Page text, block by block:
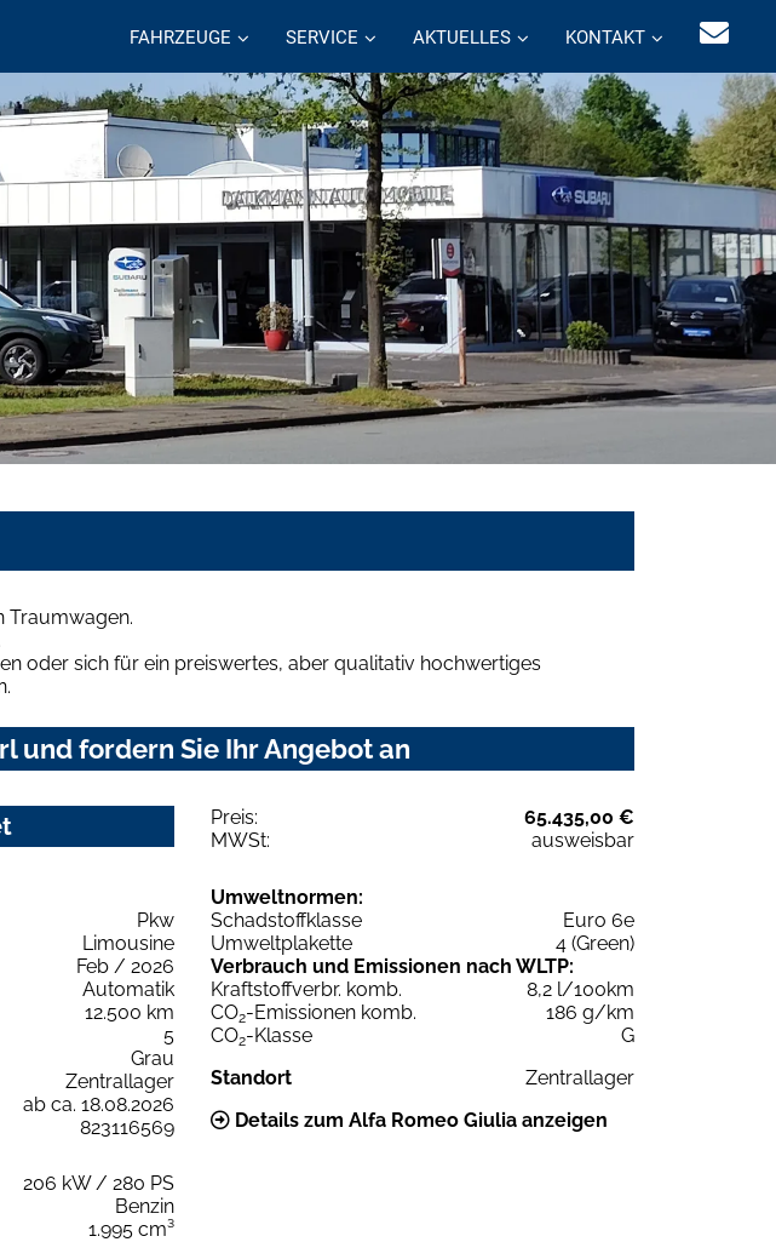
FAHRZEUGE SERVICE AKTUELLES KONTAKT
Traumwagen.
oder sich für ein preiswertes, aber qualitativ hochwertiges
und fordern Sie Ihr Angebot an
Preis:
65.435,00 €
MWSt:
ausweisbar
Pkw
Limousine
Feb / 2026
Automatik
12.500 km
5
Grau
Zentrallager
ab ca. 18.08.2026
823116569
206 kW / 280 PS
Benzin
1.995 cm³
Umweltnormen:
Schadstoffklasse
Euro 6e
Umweltplakette
4 (Green)
Verbrauch und Emissionen nach WLTP:
Kraftstoffverbr. komb.
8,2 l/100km
CO2-Emissionen komb.
186 g/km
CO2-Klasse
G
Standort
Zentrallager
Details zum Alfa Romeo Giulia anzeigen